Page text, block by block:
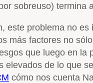
sobreuso) termina
este problema no
más factores no
que luego en
elevados de lo que
cómo nos cuenta